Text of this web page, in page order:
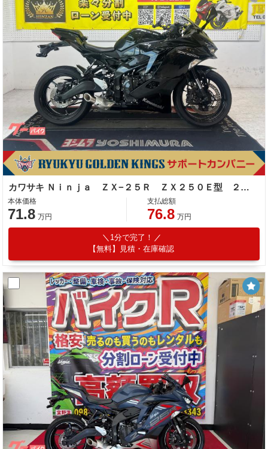
カワサキ Ｎｉｎｊａ ＺＸ−２５Ｒ ＺＸ２５０Ｅ型 ２０２２年モデル スマホホルダー マルチバー
本体価格
71.8 万円
支払総額
76.8 万円
1分で完了！
【無料】見積・在庫確認